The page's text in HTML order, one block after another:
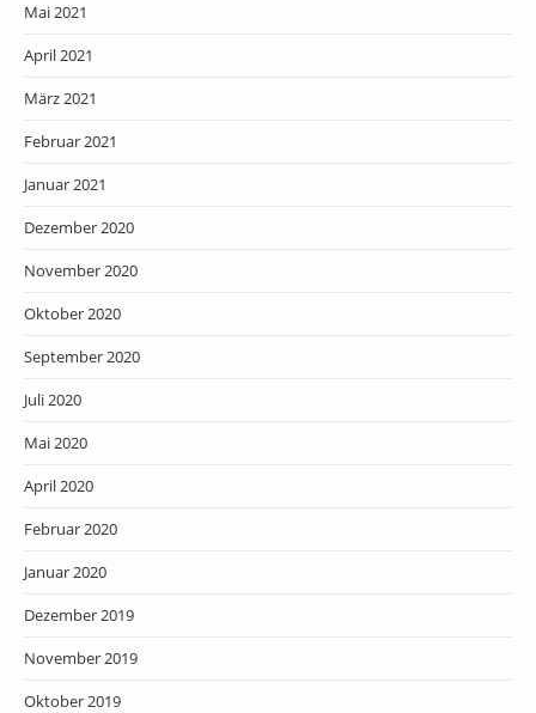
Mai 2021
April 2021
März 2021
Februar 2021
Januar 2021
Dezember 2020
November 2020
Oktober 2020
September 2020
Juli 2020
Mai 2020
April 2020
Februar 2020
Januar 2020
Dezember 2019
November 2019
Oktober 2019